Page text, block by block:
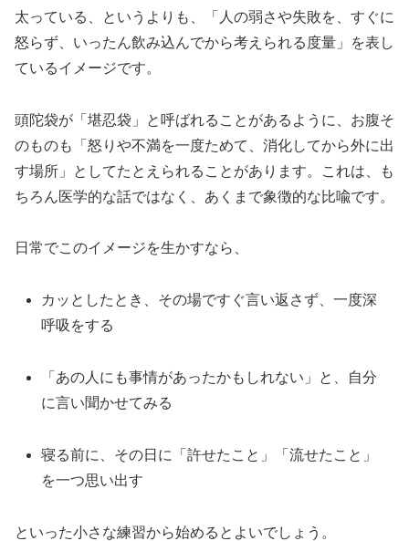
太っている、というよりも、「人の弱さや失敗を、すぐに
怒らず、いったん飲み込んでから考えられる度量」を表し
ているイメージです。
頭陀袋が「堪忍袋」と呼ばれることがあるように、お腹そ
のものも「怒りや不満を一度ためて、消化してから外に出
す場所」としてたとえられることがあります。これは、も
ちろん医学的な話ではなく、あくまで象徴的な比喩です。
日常でこのイメージを生かすなら、
カッとしたとき、その場ですぐ言い返さず、一度深
呼吸をする
「あの人にも事情があったかもしれない」と、自分
に言い聞かせてみる
寝る前に、その日に「許せたこと」「流せたこと」
を一つ思い出す
といった小さな練習から始めるとよいでしょう。